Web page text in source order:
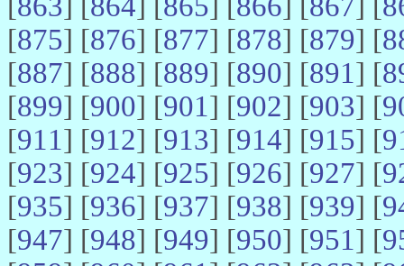
[875] [876] [877] [878] [879] [
[887] [888] [889] [890] [891] [
[899] [900] [901] [902] [903] [
[911] [912] [913] [914] [915] [
[923] [924] [925] [926] [927] [
[935] [936] [937] [938] [939] [
[947] [948] [949] [950] [951] [